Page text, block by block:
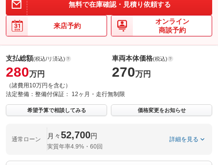
無料で在庫確認・見積り依頼する
来店予約
オンライン
商談予約
支払総額(税込/リ済込)
280万円
（諸費用10万円を含む）
車両本体価格(税込)
270万円
法定整備： 整備付保証： 12ヶ月・走行無制限
希望予算で相談してみる 価格変更をお知らせ
通常ローン 月々52,700円
実質年率4.9%・60回
詳細を見る